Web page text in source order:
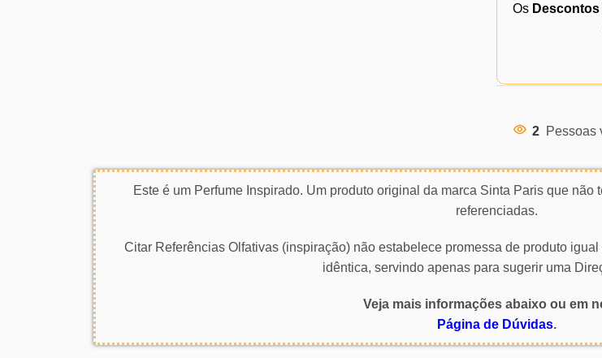
Os
2 Pessoas
Este é um Perfume Inspirado. Um produto original da marca Sinta Paris que
referenciadas.
Citar Referências Olfativas (inspiração) não estabelece promessa de produto
idêntica, servindo apenas para sugerir uma
Veja mais informações abaixo ou em
Página de Dúvidas.